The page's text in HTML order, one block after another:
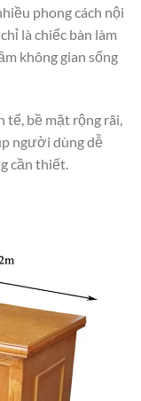
phong cách nội
là chiếc bàn làm
không gian sống
tế, bề mặt rộng rãi,
người dùng dễ
cần thiết.